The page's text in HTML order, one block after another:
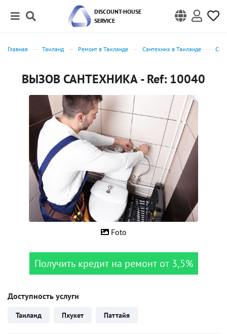
DISCOUNT-HOUSE
SERVICE
Главная Таиланд Ремонт в Таиланде Сантехник в Таиланде
ВЫЗОВ САНТЕХНИКА - Ref: 10040
Foto
Получить кредит на ремонт от 3,5%
Доступность услуги
Таиланд Пхукет Паттайя